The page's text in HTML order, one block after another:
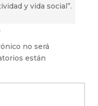
y vida social”.
no será
están